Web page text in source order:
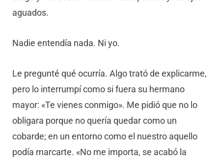
aguados.
Nadie entendía nada. Ni yo.
Le pregunté qué ocurría. Algo trató de explicarme,
pero lo interrumpí como si fuera su hermano
mayor: «Te vienes conmigo». Me pidió que no lo
obligara porque no quería quedar como un
cobarde; en un entorno como el nuestro aquello
podía marcarte. «No me importa, se acabó la